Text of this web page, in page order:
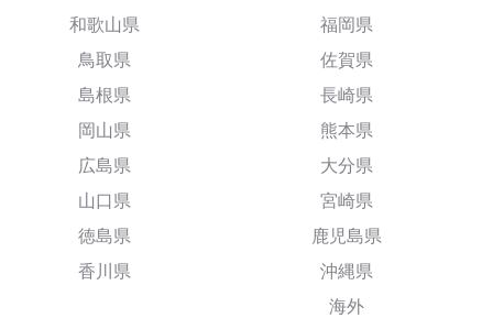
和歌山県
鳥取県
島根県
岡山県
広島県
山口県
徳島県
香川県
福岡県
佐賀県
長崎県
熊本県
大分県
宮崎県
鹿児島県
沖縄県
海外